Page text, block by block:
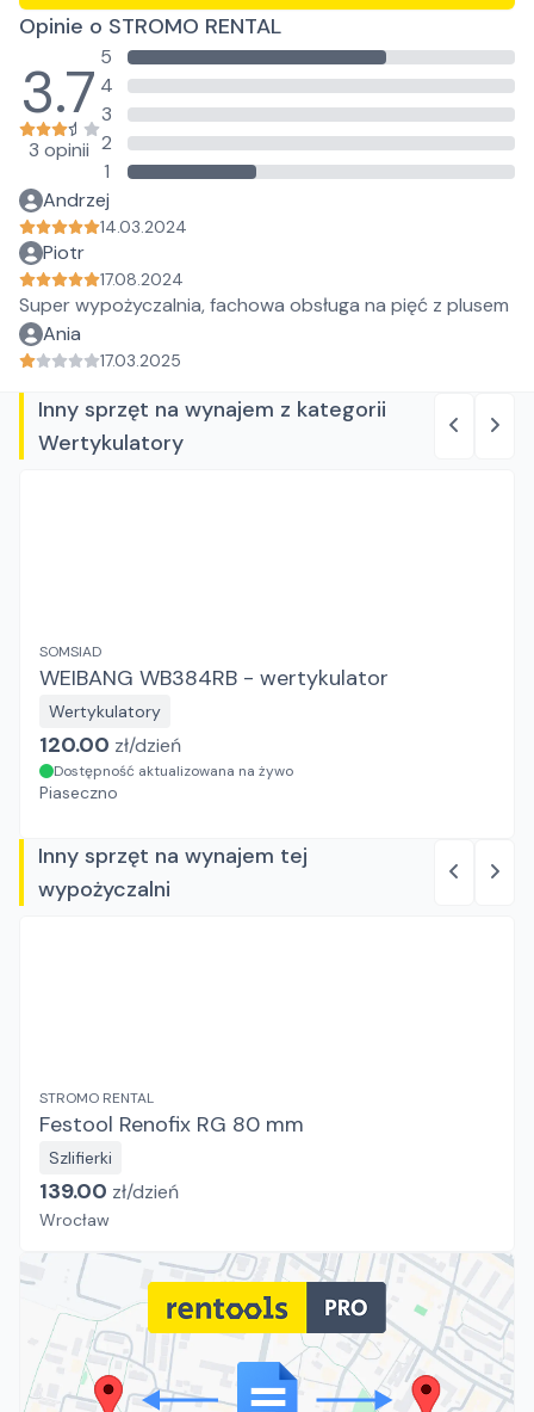
Opinie o STROMO RENTAL
3.7
3 opinii
5
4
3
2
1
Andrzej
14.03.2024
Piotr
17.08.2024
Super wypożyczalnia, fachowa obsługa na pięć z plusem
Ania
17.03.2025
Inny sprzęt na wynajem z kategorii
Wertykulatory
SOMSIAD
WEIBANG WB384RB - wertykulator
Wertykulatory
120.00 zł/dzień
Dostępność aktualizowana na żywo
Piaseczno
Inny sprzęt na wynajem tej
wypożyczalni
STROMO RENTAL
Festool Renofix RG 80 mm
Szlifierki
139.00 zł/dzień
Wrocław